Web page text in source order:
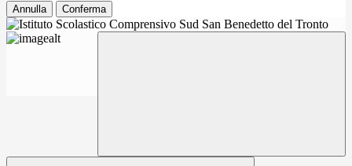
Annulla Conferma